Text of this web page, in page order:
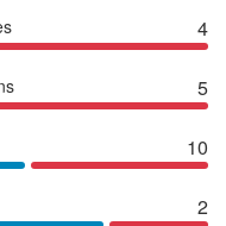
4
5
10
2